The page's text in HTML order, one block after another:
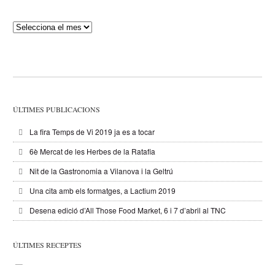
Publicacions
ÚLTIMES PUBLICACIONS
La fira Temps de Vi 2019 ja es a tocar
6è Mercat de les Herbes de la Ratafia
Nit de la Gastronomia a Vilanova i la Geltrú
Una cita amb els formatges, a Lactium 2019
Desena edició d’All Those Food Market, 6 i 7 d’abril al TNC
ÚLTIMES RECEPTES